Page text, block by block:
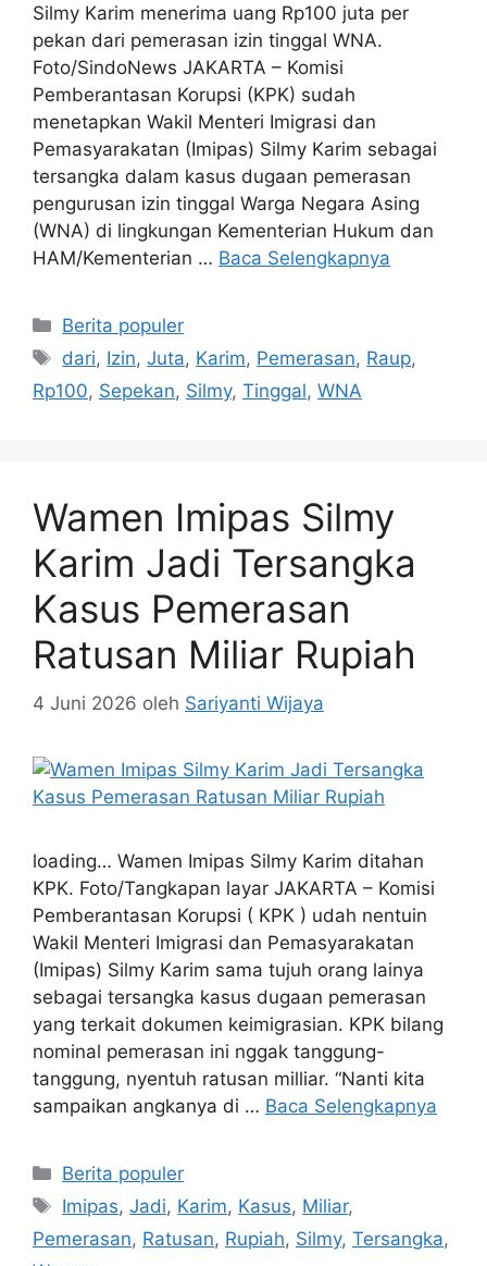
Silmy Karim menerima uang Rp100 juta per
pekan dari pemerasan izin tinggal WNA.
Foto/SindoNews JAKARTA – Komisi
Pemberantasan Korupsi (KPK) sudah
menetapkan Wakil Menteri Imigrasi dan
Pemasyarakatan (Imipas) Silmy Karim sebagai
tersangka dalam kasus dugaan pemerasan
pengurusan izin tinggal Warga Negara Asing
(WNA) di lingkungan Kementerian Hukum dan
HAM/Kementerian … Baca Selengkapnya
Kategori
Berita populer
Tag
dari, Izin,Juta, Karim, Pemerasan, Raup,
Rp100, Sepekan, Silmy, Tinggal, WNA
Wamen Imipas Silmy
Karim Jadi Tersangka
Kasus Pemerasan
Ratusan Miliar Rupiah
4 Juni 2026 oleh Sariyanti Wijaya
loading… Wamen Imipas Silmy Karim ditahan
KPK. Foto/Tangkapan layar JAKARTA – Komisi
Pemberantasan Korupsi ( KPK ) udah nentuin
Wakil Menteri Imigrasi dan Pemasyarakatan
(Imipas) Silmy Karim sama tujuh orang lainya
sebagai tersangka kasus dugaan pemerasan
yang terkait dokumen keimigrasian. KPK bilang
nominal pemerasan ini nggak tanggung-
tanggung, nyentuh ratusan milliar. “Nanti kita
sampaikan angkanya di … Baca Selengkapnya
Kategori
Berita populer
Tag
Imipas,Jadi, Karim, Kasus, Miliar,
Pemerasan, Ratusan, Rupiah, Silmy, Tersangka,